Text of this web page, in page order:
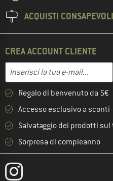
ACQUISTI CONSAPEVOLI
CREA ACCOUNT CLIENTE
Indirizzo e-mail
Inserisci qui il tuo indirizzo e-
Regalo di benvenuto da
Accesso esclusivo a sconti
Salvataggio dei prodotti
Sorpresa di compleanno